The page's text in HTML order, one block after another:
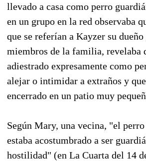
llevado a casa como perro
en un grupo en la red observaba
que se referían a Kayzer su
miembros de la familia, revelaba
adiestrado expresamente como
alejar o intimidar a extraños y
encerrado en un patio muy
Según Mary, una vecina, "el
estaba acostumbrado a ser
hostilidad" (en La Cuarta del 14